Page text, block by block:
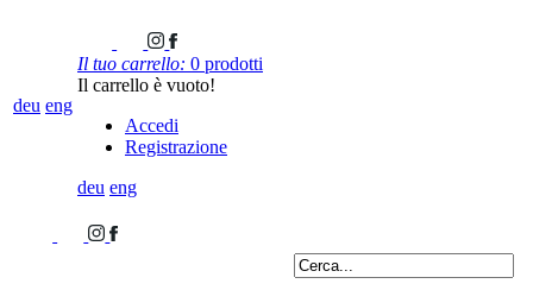
deu eng
Il tuo carrello: 0 prodotti
Il carrello è vuoto!
Accedi
Registrazione
deu eng